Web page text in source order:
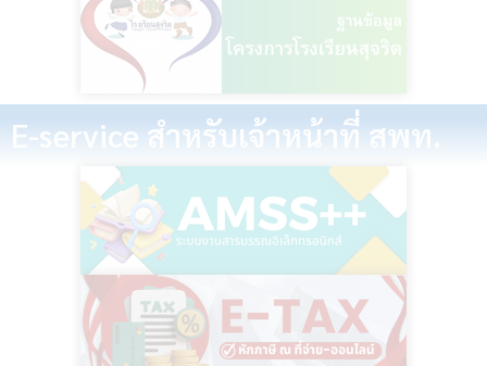
E-service สำหรับเจ้าหน้าที่ สพท.